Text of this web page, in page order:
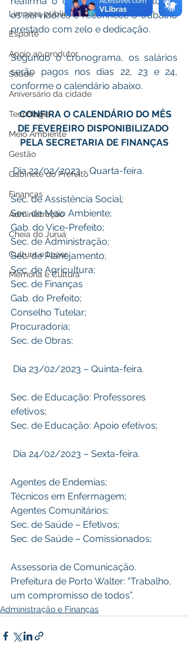
Limpeza pública
Esporte
Apoio ao produtor
Saúde
Aniversário da cidade
Tecnologia
Meio Ambiente
Gestão
Gabinete do Prefeito
Finanças
Administração
Cheia do Juruá
Cultura e Lazer
Memória e Cultura
os servidores e reconhece o trabalho
prestado com zelo e dedicação.
Segundo o cronograma, os salários
serão pagos nos dias 22, 23 e 24,
conforme o calendário abaixo.
  CONFIRA O CALENDÁRIO DO MÊS
DE FEVEREIRO DISPONIBILIZADO
PELA SECRETARIA DE FINANÇAS
Dia 22/02/2023 - Quarta-feira.
Sec. de Assistência Social;
Sec. de Meio Ambiente;
Gab. do Vice-Prefeito;
Sec. de Administração;
Sec. de Planejamento;
Sec. de Agricultura;
Sec. de Finanças
Gab. do Prefeito;
Conselho Tutelar;
Procuradoria;
Sec. de Obras;
Dia 23/02/2023 – Quinta-feira.
Sec. de Educação: Professores
efetivos;
Sec. de Educação: Apoio efetivos;
Dia 24/02/2023 – Sexta-feira.
Agentes de Endemias;
Técnicos em Enfermagem;
Agentes Comunitários;
Sec. de Saúde – Efetivos;
Sec. de Saúde – Comissionados;
Assessoria de Comunicação.
Prefeitura de Porto Walter: “Trabalho,
um compromisso de todos”.
Administração e Finanças